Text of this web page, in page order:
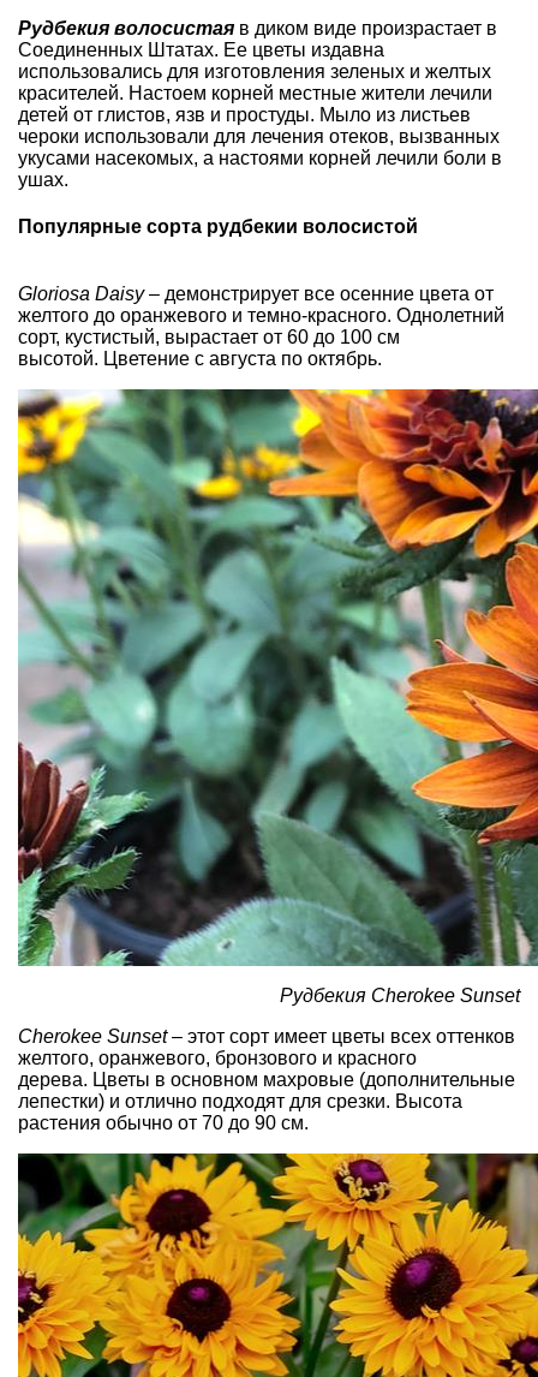
Рудбекия волосистая в диком виде произрастает в
Соединенных Штатах. Ее цветы издавна
использовались для изготовления зеленых и желтых
красителей. Настоем корней местные жители лечили
детей от глистов, язв и простуды. Мыло из листьев
чероки использовали для лечения отеков, вызванных
укусами насекомых, а настоями корней лечили боли в
ушах.
Популярные сорта рудбекии волосистой
Gloriosa Daisy– демонстрирует все осенние цвета от
желтого до оранжевого и темно-красного. Однолетний
сорт, кустистый, вырастает от 60 до 100 см
высотой. Цветение с августа по октябрь.
Рудбекия Cherokee Sunset
Cherokee Sunset– этот сорт имеет цветы всех оттенков
желтого, оранжевого, бронзового и красного
дерева. Цветы в основном махровые (дополнительные
лепестки) и отлично подходят для срезки. Высота
растения обычно от 70 до 90 см.